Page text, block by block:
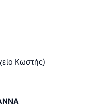
Κωστής)